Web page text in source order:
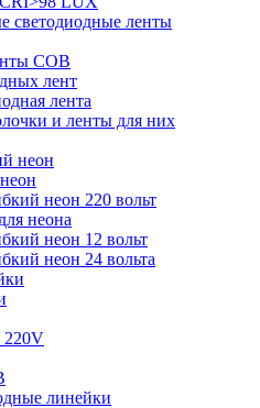
светодиодные ленты
COB
лент
лента
и ленты для них
неон 220 вольт
неона
неон 12 вольт
неон 24 вольта
220V
линейки